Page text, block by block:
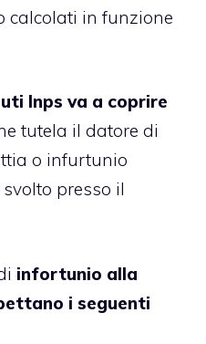
calcolati in funzione
Inps va a coprire
tutela il datore di
o infurtunio
presso il
infortunio alla
i seguenti